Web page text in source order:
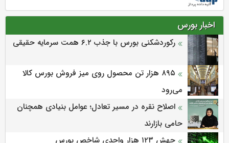
اخبار بورس
رکوردشکنی بورس با جذب ۶.۲ همت سرمایه حقیقی
۸۹۵ هزار تن محصول روی میز فروش بورس کالا
می‌‌رود
اصلاح نقره در مسیر تعادل؛ عوامل بنیادی همچنان
حامی بازارند